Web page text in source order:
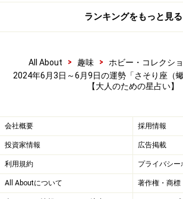
ランキングをもっと見る
All About > 趣味 > ホビー・コレクシ
2024年6月3日～6月9日の運勢「さそり座（
【大人のための星占い】
会社概要 採用情報
投資家情報 広告掲載
利用規約 プライバシー
All Aboutについて 著作権・商標